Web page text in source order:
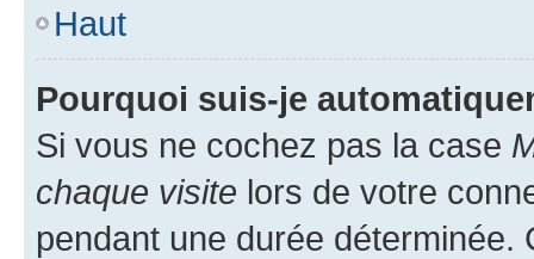
Haut
Pourquoi suis-je
Si vous ne cochez pas la case
chaque visite lors de votre
pendant une durée déterminée.